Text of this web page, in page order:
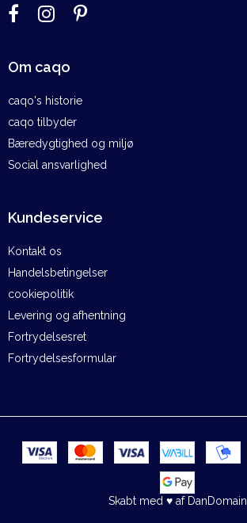
Om caqo
caqo's historie
caqo tilbyder
Bæredygtighed og miljø
Social ansvarlighed
Kundeservice
Kontakt os
Handelsbetingelser
cookiepolitik
Levering og afhentning
Fortrydelsesret
Fortrydelsesformular
Skabt med ♥ af DanDomain